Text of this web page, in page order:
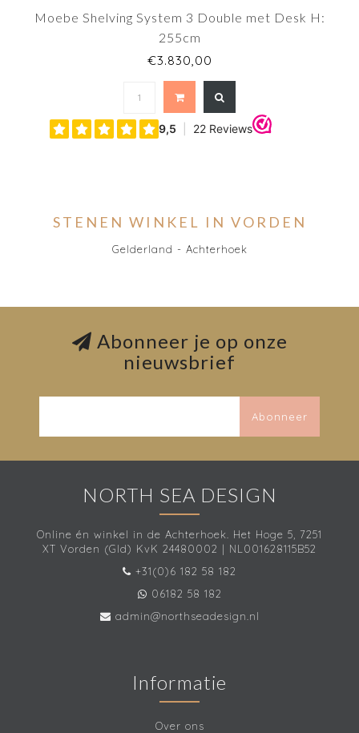
Moebe Shelving System 3 Double met Desk H:
255cm
€3.830,00
STENEN WINKEL IN VORDEN
Gelderland - Achterhoek
Abonneer je op onze
nieuwsbrief
Abonneer
NORTH SEA DESIGN
Online én winkel in de Achterhoek. Het Hoge 5, 7251
XT Vorden (Gld) KvK 24480002 | NL001628115B52
+31(0)6 182 58 182
06182 58 182
admin@northseadesign.nl
Informatie
Over ons